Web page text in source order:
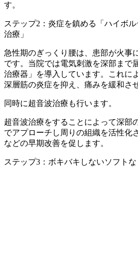
す。
ステップ2：炎症を鎮める「ハイボ
治療」
急性期のぎっくり腰は、患部が火事
です。当院では電気刺激を深部まで
治療器」を導入しています。これに
深層筋の炎症を抑え、痛みを緩和さ
同時に超音波治療も行います。
超音波治療をすることによって深部
でアプローチし周りの組織を活性化
などの早期改善を促します。
ステップ3：ボキバキしないソフトな